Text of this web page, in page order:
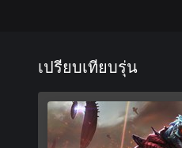
เปรียบเทียบรุ่น